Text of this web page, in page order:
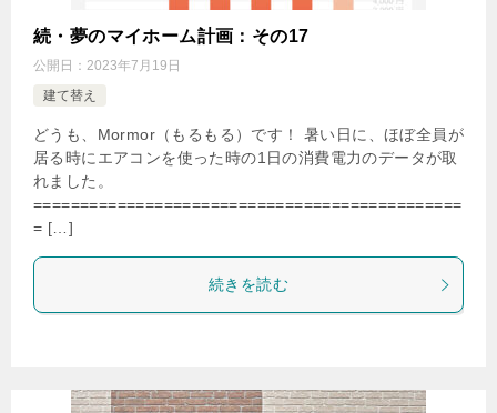
続・夢のマイホーム計画：その17
公開日： 2023年7月19日
建て替え
どうも、Mormor（もるもる）です！ 暑い日に、ほぼ全員が
居る時にエアコンを使った時の1日の消費電力のデータが取
れました。
==============================================
= […]
続きを読む